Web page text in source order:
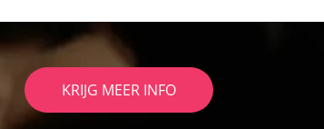
KRIJG MEER INFO